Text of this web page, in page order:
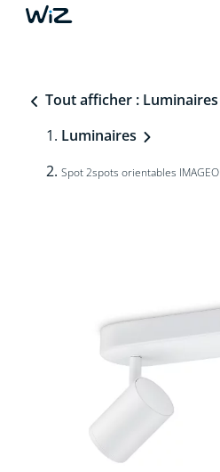
Tout afficher : Luminaires
Luminaires
Spot 2spots orientables IMAGEO